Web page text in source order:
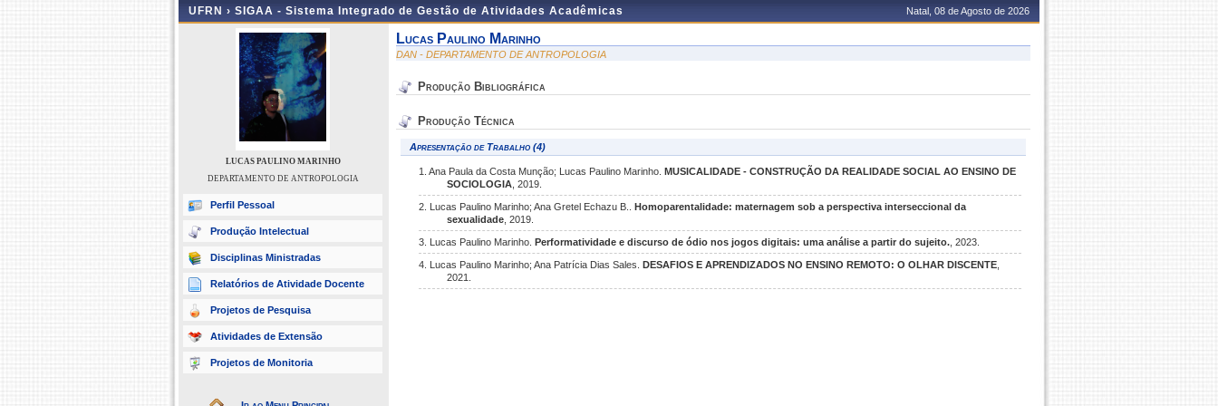
UFRN › SIGAA - Sistema Integrado de Gestão de Atividades Acadêmicas Natal, 08 de Agosto de 2026
LUCAS PAULINO MARINHO
DEPARTAMENTO DE ANTROPOLOGIA
Perfil Pessoal
Produção Intelectual
Disciplinas Ministradas
Relatórios de Atividade Docente
Projetos de Pesquisa
Atividades de Extensão
Projetos de Monitoria
Lucas Paulino Marinho
DAN - DEPARTAMENTO DE ANTROPOLOGIA
Produção Bibliográfica
Produção Técnica
Apresentação de Trabalho (4)
1. Ana Paula da Costa Munção; Lucas Paulino Marinho. MUSICALIDADE - CONSTRUÇÃO DA REALIDADE SOCIAL AO ENSINO DE
SOCIOLOGIA , 2019.
2. Lucas Paulino Marinho; Ana Gretel Echazu B.. Homoparentalidade: maternagem sob a perspectiva interseccional da
sexualidade , 2019.
3. Lucas Paulino Marinho. Performatividade e discurso de ódio nos jogos digitais: uma análise a partir do sujeito. , 2023.
4. Lucas Paulino Marinho; Ana Patrícia Dias Sales. DESAFIOS E APRENDIZADOS NO ENSINO REMOTO: O OLHAR DISCENTE
2021.